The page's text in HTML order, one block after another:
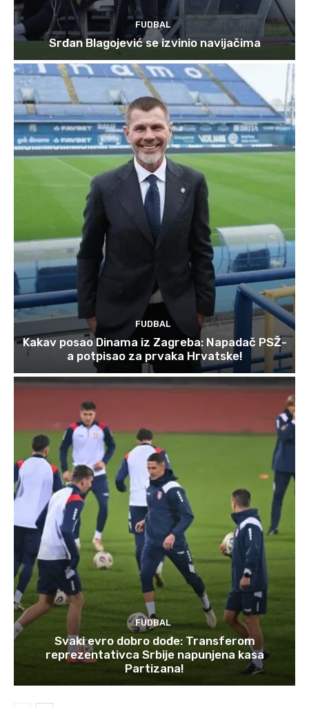
FUDBAL
Srđan Blagojević se izvinio navijačima
FUDBAL
Kakav posao Dinama iz Zagreba: Napadač PSŽ-
a potpisao za prvaka Hrvatske!
FUDBAL
Svaki evro dobro dođe: Transferom
reprezentativca Srbije napunjena kasa
Partizana!